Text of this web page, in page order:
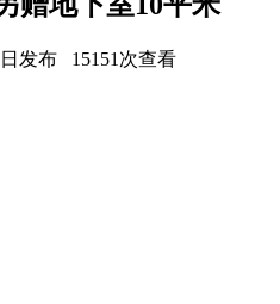
发布 15151次查看